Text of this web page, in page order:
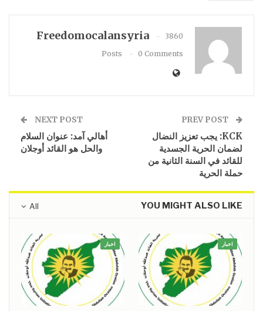
Freedomocalansyria
3860
Posts
0 Comments
KCK: يجب تعزيز النضال
لضمان الحرية الجسدية
للقائد في السنة الثانية من
حملة الحرية
NEXT POST
أهالي آمد: عنوان السلام
والحل هو القائد أوجلان
All YOU MIGHT ALSO LIKE
اخبار اخبار